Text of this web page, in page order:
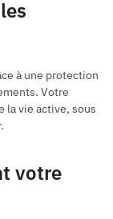
à une protection
Votre
la vie active, sous
votre